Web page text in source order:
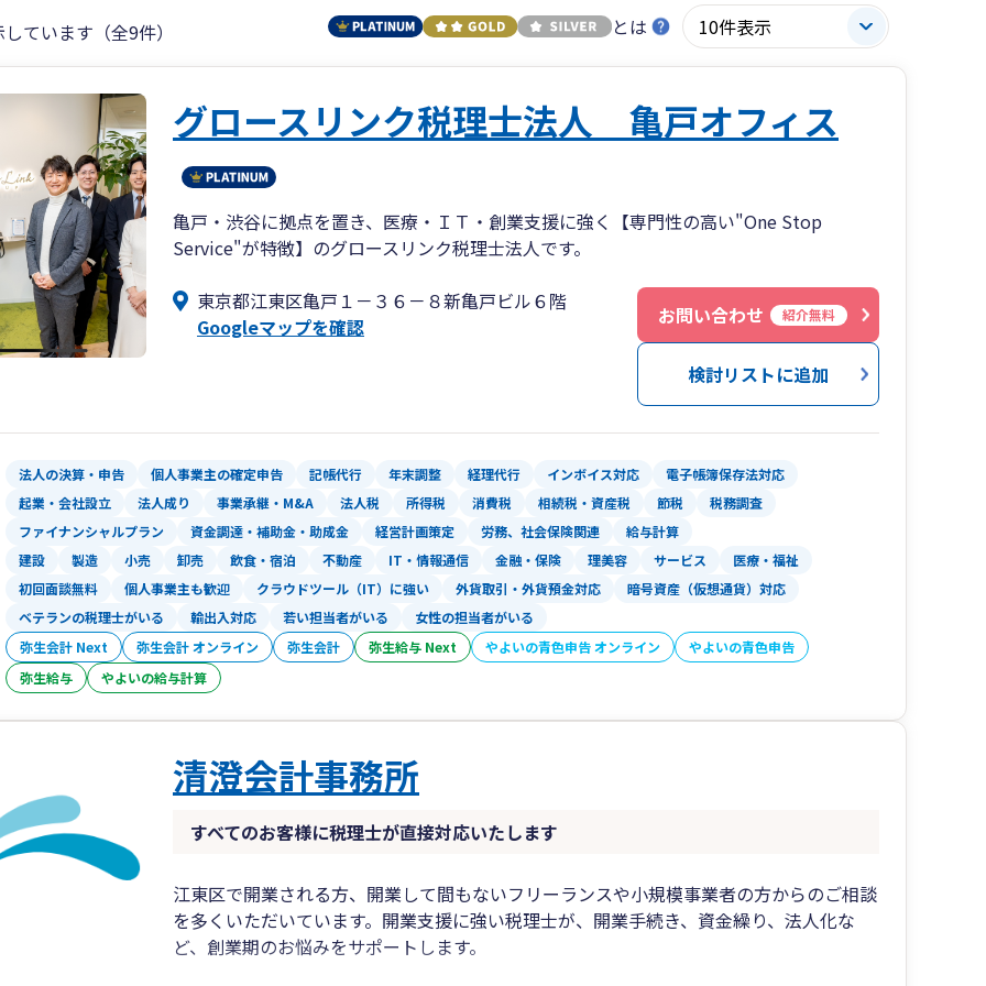
ています（全9件） とは
グロースリンク税理士法人 亀戸オフィス
亀戸・渋谷に拠点を置き、医療・ＩＴ・創業支援に強く【専門性の高い"One Stop
Service"が特徴】のグロースリンク税理士法人です。
東京都江東区亀戸１－３６－８新亀戸ビル６階
Googleマップを確認
お問い合わせ 紹介無料
検討リストに追加
法人の決算・申告 個人事業主の確定申告 記帳代行 年末調整 経理代行 インボイス対応
電子帳簿保存法対応
起業・会社設立
法人成り 事業承継・M&A 法人税 所得税 消費税 相続税・資産税 節税
税務調査
ファイナンシャルプラン
資金調達・補助金・助成金 経営計画策定 労務、社会保険関連
給与計算
建設
製造 小売 卸売 飲食・宿泊 不動産 IT・情報通信 金融・保険 理美容 サービス
医療・福祉
初回面談無料
個人事業主も歓迎 クラウドツール（IT）に強い 外貨取引・外貨預金対応
暗号資産（仮想通貨）対応
ベテランの税理士がいる
輸出入対応 若い担当者がいる
女性の担当者がいる
弥生会計 Next
弥生会計 オンライン 弥生会計 弥生給与 Next やよいの青色申告 オンライン
やよいの青色申告
弥生給与
やよいの給与計算
清澄会計事務所
すべてのお客様に税理士が直接対応いたします
江東区で開業される方、開業して間もないフリーランスや小規模事業者の方からのご相談
を多くいただいています。開業支援に強い税理士が、開業手続き、資金繰り、法人化な
ど、創業期のお悩みをサポートします。